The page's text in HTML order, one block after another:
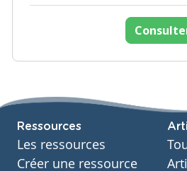
Ressources
Les ressources
Créer une ressource